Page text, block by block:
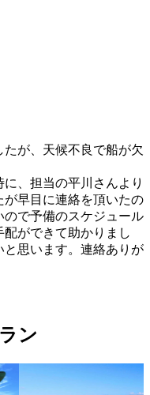
が、天候不良で船が欠
、担当の平川さんより
早目に連絡を頂いたの
で予備のスケジュール
ができて助かりまし
思います。連絡ありが
ン